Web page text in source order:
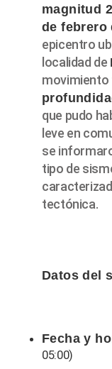
magnitud
de febrero
epicentro
localidad de
movimiento
que pudo
leve en
se
tipo de
tectónica.
Datos del
Fecha y
05:00)